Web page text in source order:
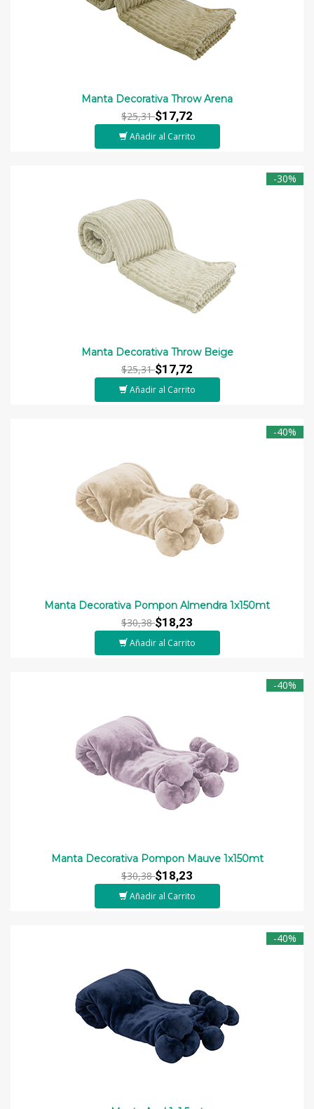
Manta Decorativa Throw Arena
$25,31$17,72
Añadir al Carrito
-30%
Manta Decorativa Throw Beige
$25,31$17,72
Añadir al Carrito
-40%
Manta Decorativa Pompon Almendra 1x150mt
$30,38$18,23
Añadir al Carrito
-40%
Manta Decorativa Pompon Mauve 1x150mt
$30,38$18,23
Añadir al Carrito
-40%